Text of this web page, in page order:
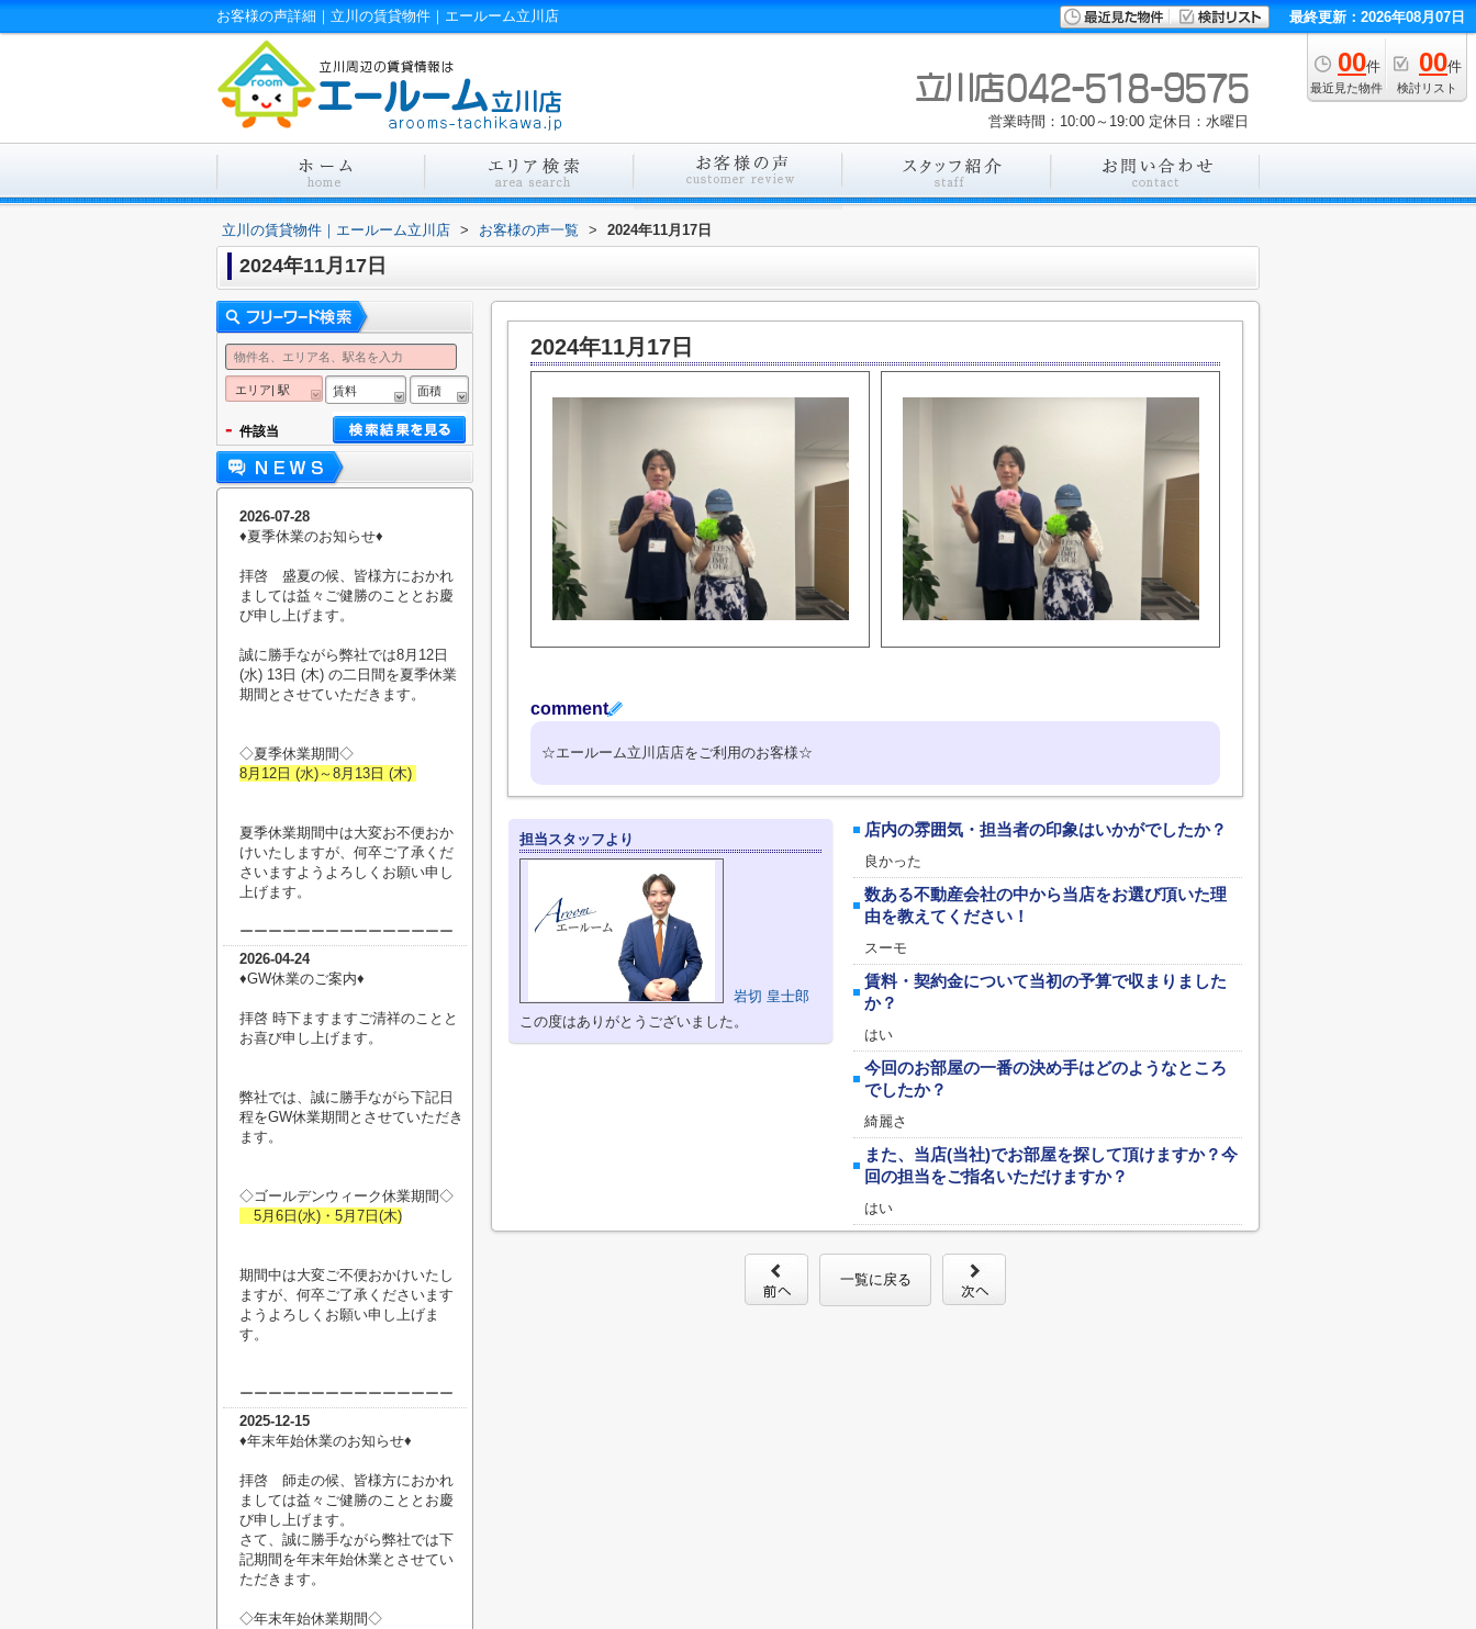
お客様の声詳細｜立川の賃貸物件｜エールーム立川店 最終更新：2026年08月07日
00件
最近見た物件
00件
検討リスト
営業時間：10:00～19:00 定休日：水曜日
立川の賃貸物件｜エールーム立川店 > お客様の声一覧 > 2024年11月17日
2024年11月17日
2024年11月17日
comment
☆エールーム立川店店をご利用のお客様☆
担当スタッフより
岩切 皇士郎
この度はありがとうございました。
店内の雰囲気・担当者の印象はいかがでしたか？
良かった
数ある不動産会社の中から当店をお選び頂いた理
由を教えてください！
スーモ
賃料・契約金について当初の予算で収まりました
か？
はい
今回のお部屋の一番の決め手はどのようなところ
でしたか？
綺麗さ
また、当店(当社)でお部屋を探して頂けますか？今
回の担当をご指名いただけますか？
はい
一覧に戻る
エリア| 駅 賃料 面積
- 件該当
2026-07-28
♦︎夏季休業のお知らせ♦︎
拝啓 盛夏の候、皆様方におかれ
ましては益々ご健勝のこととお慶
び申し上げます。
誠に勝手ながら弊社では8月12日
(水) 13日 (木) の二日間を夏季休業
期間とさせていただきます。
◇夏季休業期間◇
8月12日 (水)～8月13日 (木)
夏季休業期間中は大変お不便おか
けいたしますが、何卒ご了承くだ
さいますようよろしくお願い申し
上げます。
ーーーーーーーーーーーーーーー
2026-04-24
♦︎GW休業のご案内♦︎
拝啓 時下ますますご清祥のことと
お喜び申し上げます。
弊社では、誠に勝手ながら下記日
程をGW休業期間とさせていただき
ます。
◇ゴールデンウィーク休業期間◇
5月6日(水)・5月7日(木)
期間中は大変ご不便おかけいたし
ますが、何卒ご了承くださいます
ようよろしくお願い申し上げま
す。
ーーーーーーーーーーーーーーー
2025-12-15
♦︎年末年始休業のお知らせ♦︎
拝啓 師走の候、皆様方におかれ
ましては益々ご健勝のこととお慶
び申し上げます。
さて、誠に勝手ながら弊社では下
記期間を年末年始休業とさせてい
ただきます。
◇年末年始休業期間◇